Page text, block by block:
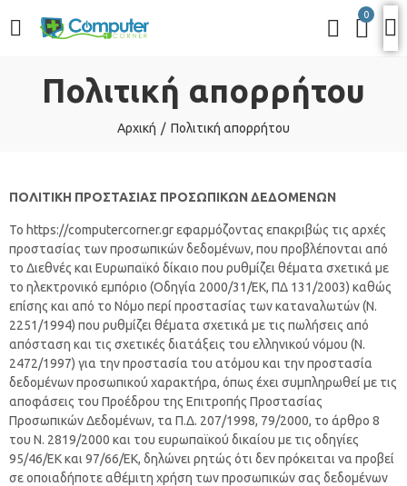
0
Πολιτική απορρήτου
Αρχική Πολιτική απορρήτου
ΠΟΛΙΤΙΚΗ ΠΡΟΣΤΑΣΙΑΣ ΠΡΟΣΩΠΙΚΩΝ ΔΕΔΟΜΕΝΩΝ
Το https://computercorner.gr εφαρμόζοντας επακριβώς τις αρχές
προστασίας των προσωπικών δεδομένων, που προβλέπονται από
το Διεθνές και Ευρωπαϊκό δίκαιο που ρυθμίζει θέματα σχετικά με
το ηλεκτρονικό εμπόριο (Οδηγία 2000/31/ΕΚ, ΠΔ 131/2003) καθώς
επίσης και από το Νόμο περί προστασίας των καταναλωτών (Ν.
2251/1994) που ρυθμίζει θέματα σχετικά με τις πωλήσεις από
απόσταση και τις σχετικές διατάξεις του ελληνικού νόμου (Ν.
2472/1997) για την προστασία του ατόμου και την προστασία
δεδομένων προσωπικού χαρακτήρα, όπως έχει συμπληρωθεί με τις
αποφάσεις του Προέδρου της Επιτροπής Προστασίας
Προσωπικών Δεδομένων, τα Π.Δ. 207/1998, 79/2000, το άρθρο 8
του Ν. 2819/2000 και του ευρωπαϊκού δικαίου με τις οδηγίες
95/46/ΕΚ και 97/66/ΕΚ, δηλώνει ρητώς ότι δεν πρόκειται να προβεί
σε οποιαδήποτε αθέμιτη χρήση των προσωπικών σας δεδομένων